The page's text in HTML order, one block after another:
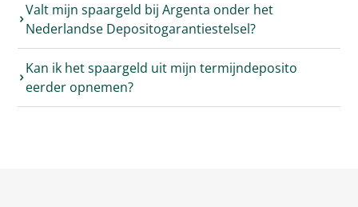
Valt mijn spaargeld bij Argenta onder het
Nederlandse Depositogarantiestelsel?
Kan ik het spaargeld uit mijn termijndeposito
eerder opnemen?